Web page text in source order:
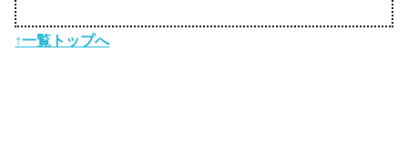
↑一覧トップへ